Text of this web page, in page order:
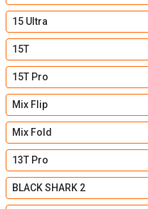
15 Ultra
15T
15T Pro
Mix Flip
Mix Fold
13T Pro
BLACK SHARK 2